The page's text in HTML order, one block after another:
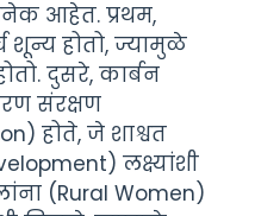
आहेत. प्रथम,
शून्य होतो, ज्यामुळे
दुसरे, कार्बन
संरक्षण
होते, जे शाश्वत
लक्ष्यांशी
(Rural Women)